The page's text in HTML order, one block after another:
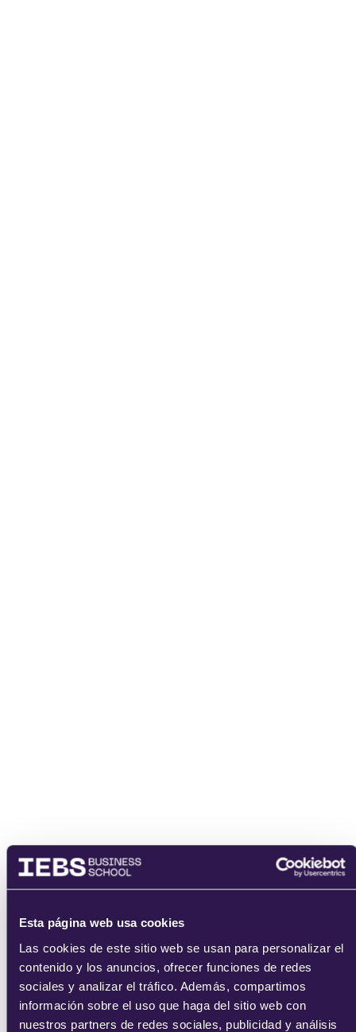
Esta página web usa cookies
Las cookies de este sitio web se usan para personalizar el
contenido y los anuncios, ofrecer funciones de redes
sociales y analizar el tráfico. Además, compartimos
información sobre el uso que haga del sitio web con
nuestros partners de redes sociales, publicidad y análisis
Email
He leído y acepto los términos del servicio y la
privacidad